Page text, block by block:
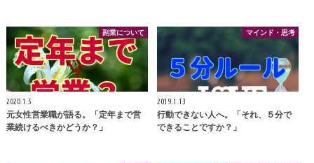
副業について
2020.1.5
元女性営業職が語る。「定年まで営
業続けるべきかどうか？」
マインド・思考
2019.1.13
行動できない人へ。「それ、５分で
できることですか？」